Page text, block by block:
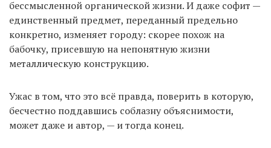
бессмысленной органической жизни. И даже софит —
единственный предмет, переданный предельно
конкретно, изменяет городу: скорее похож на
бабочку, присевшую на непонятную жизни
металлическую конструкцию.
Ужас в том, что это всё правда, поверить в которую,
бесчестно поддавшись соблазну объяснимости,
может даже и автор, — и тогда конец.